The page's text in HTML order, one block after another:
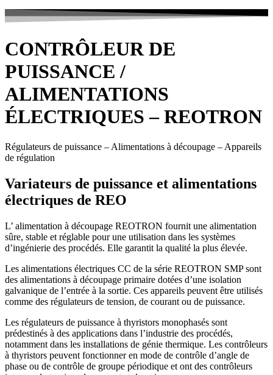
CONTRÔLEUR DE
PUISSANCE /
ALIMENTATIONS
ÉLECTRIQUES – REOTRON
Régulateurs de puissance – Alimentations à découpage – Appareils
de régulation
Variateurs de puissance et alimentations
électriques de REO
L’ alimentation à découpage REOTRON fournit une alimentation
sûre, stable et réglable pour une utilisation dans les systèmes
d’ingénierie des procédés. Elle garantit la qualité la plus élevée.
Les alimentations électriques CC de la série REOTRON SMP sont
des alimentations à découpage primaire dotées d’une isolation
galvanique de l’entrée à la sortie. Ces appareils peuvent être utilisés
comme des régulateurs de tension, de courant ou de puissance.
Les régulateurs de puissance à thyristors monophasés sont
prédestinés à des applications dans l’industrie des procédés,
notamment dans les installations de génie thermique. Les contrôleurs
à thyristors peuvent fonctionner en mode de contrôle d’angle de
phase ou de contrôle de groupe périodique et ont des contrôleurs